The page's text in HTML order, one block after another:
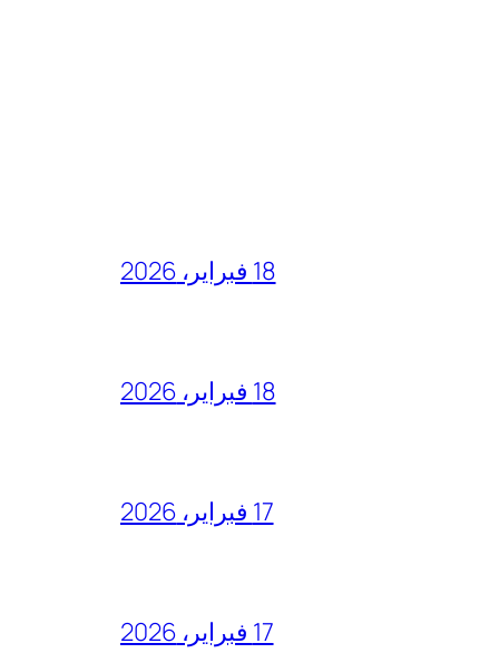
18 فبراير، 2026
18 فبراير، 2026
17 فبراير، 2026
17 فبراير، 2026